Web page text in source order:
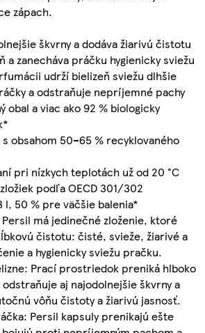
zápach.
škvrny a dodáva žiarivú čistotu
a zanecháva práčku hygienicky sviežu
udrží bielizeň sviežu dlhšie
a odstraňuje nepríjemné pachy
obal a viac ako 92 % biologicky
obsahom 50–65 % recyklovaného
pri nízkych teplotách už od 20 °C
podľa OECD 301/302
50 % pre väčšie balenia*
má jedinečné zloženie, ktoré
čistotu: čisté, svieže, žiarivé a
a hygienicky sviežu pračku.
Prací prostriedok preniká hlboko
aj najodolnejšie škvrny a
vôňu čistoty a žiarivú jasnosť.
Persil kapsuly prenikajú ešte